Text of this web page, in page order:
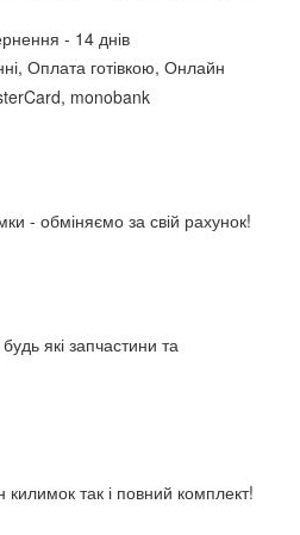
- 14 днів
Оплата готівкою, Онлайн
monobank
- обміняємо за свій рахунок!
які запчастини та
так і повний комплект!